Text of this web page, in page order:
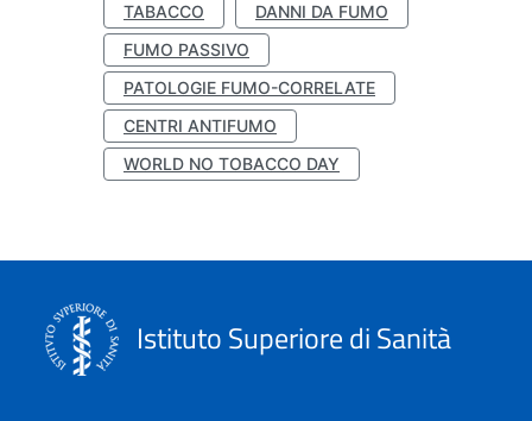
TABACCO
DANNI DA FUMO
FUMO PASSIVO
PATOLOGIE FUMO-CORRELATE
CENTRI ANTIFUMO
WORLD NO TOBACCO DAY
Istituto Superiore di Sanità